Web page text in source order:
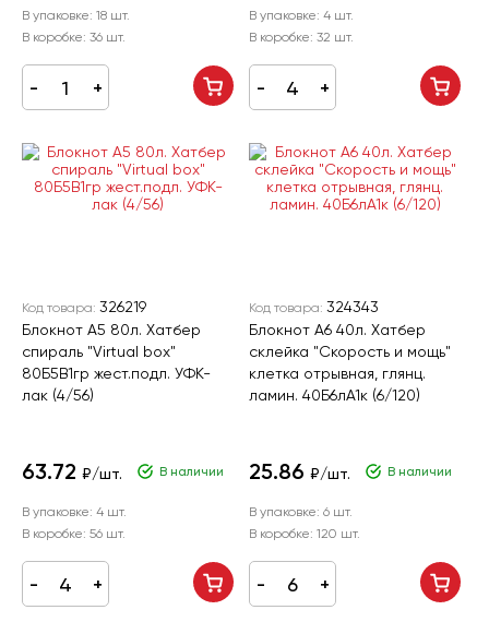
В упаковке: 18 шт.
В коробке: 36 шт.
В упаковке: 4 шт.
В коробке: 32 шт.
Код товара: 326219
Блокнот А5 80л. Хатбер
спираль "Virtual box"
80Б5В1гр жест.подл. УФК-
лак (4/56)
63.72 ₽/шт. В наличии
В упаковке: 4 шт.
В коробке: 56 шт.
Код товара: 324343
Блокнот А6 40л. Хатбер
склейка "Скорость и мощь"
клетка отрывная, глянц.
ламин. 40Б6лA1к (6/120)
25.86 ₽/шт. В наличии
В упаковке: 6 шт.
В коробке: 120 шт.